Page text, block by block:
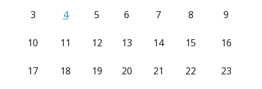
3 4 5 6 7 8 9
10 11 12 13 14 15 16
17 18 19 20 21 22 23